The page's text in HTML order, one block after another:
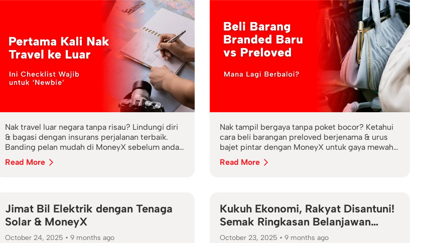
Nak travel luar negara tanpa risau? Lindungi diri
& bagasi dengan insurans perjalanan terbaik.
Banding pelan mudah di MoneyX sebelum anda
berlepas!
Read More
Nak tampil bergaya tanpa poket bocor? Ketahui
cara beli barangan preloved berjenama & urus
bajet pintar dengan MoneyX untuk gaya mewah
yang berbaloi.
Read More
Jimat Bil Elektrik dengan Tenaga
Solar & MoneyX
October 24, 2025 • 9 months ago
Kukuh Ekonomi, Rakyat Disantuni!
Semak Ringkasan Belanjawan
2026
October 23, 2025 •9 months ago